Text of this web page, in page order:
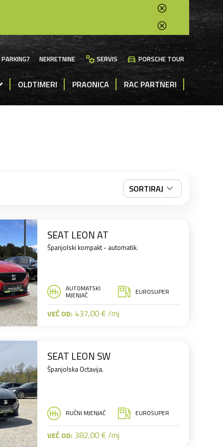
PARKING7 NEKRETNINE manufacturingSERVIS directions_car PORSCHE TOUR
OLDTIMERI PRAONICA RAC PARTNERI
SORTIRAJ
SEAT LEON AT
Španjolski kompakt - automatik.
AUTOMATSKI
MJENJAČ EUROSUPER
VEĆ OD: 437,00 € /mj
SEAT LEON SW
Španjolska Octavija.
RUČNI MJENJAČ EUROSUPER
VEĆ OD: 382,00 € /mj